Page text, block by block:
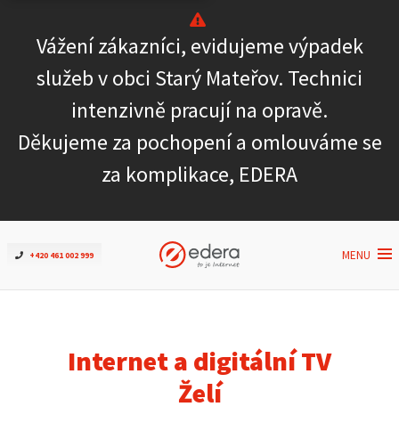
Vážení zákazníci, evidujeme výpadek
služeb v obci Starý Mateřov. Technici
intenzivně pracují na opravě.
Děkujeme za pochopení a omlouváme se
za komplikace, EDERA
+420 461 002 999 MENU
Ověřit dostupnost
Internet
ČEZNET TV
Podpora
Pro firmy
Internet a digitální TV
Želí